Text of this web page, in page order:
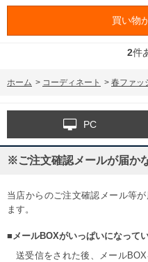
買い物
2件
ホーム > コーディネート > 春ファッ
PC
※ご注文確認メールが届か
当店からのご注文確認メール等
ます。
■メールBOXがいっぱいになってい
送受信をされた後、メール